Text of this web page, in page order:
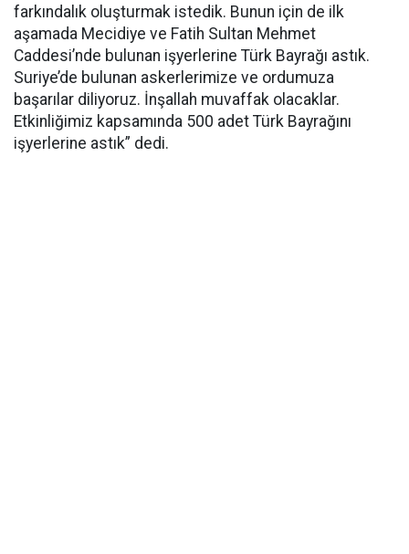
farkındalık oluşturmak istedik. Bunun için de ilk
aşamada Mecidiye ve Fatih Sultan Mehmet
Caddesi’nde bulunan işyerlerine Türk Bayrağı astık.
Suriye’de bulunan askerlerimize ve ordumuza
başarılar diliyoruz. İnşallah muvaffak olacaklar.
Etkinliğimiz kapsamında 500 adet Türk Bayrağını
işyerlerine astık” dedi.